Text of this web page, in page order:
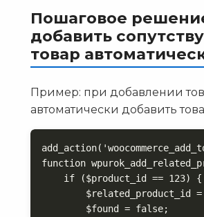
Пошаговое
добавить
товар
Пример: при добавлении
автоматически добавить
function
    if ($product_id == 123) {
$related_product_id =
        $found = false;